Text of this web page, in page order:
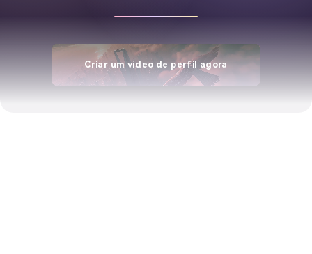
Criar um vídeo de perfil agora